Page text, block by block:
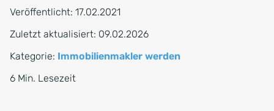
Veröffentlicht: 17.02.2021
Zuletzt aktualisiert: 09.02.2026
Kategorie: Immobilienmakler werden
6 Min. Lesezeit